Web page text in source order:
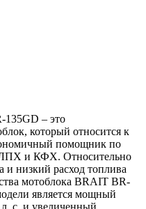
– это
который относится к
помощник по
ЛПХ и КФХ. Относительно
и низкий расход топлива
мотоблока BRAIT BR-
является мощный
с. и увеличенный